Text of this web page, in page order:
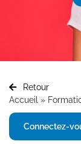
Retour
Accueil »
Connectez-